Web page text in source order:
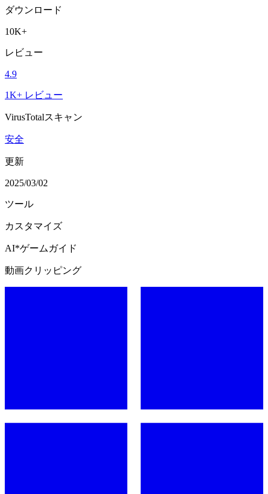
ダウンロード
10K+
レビュー
4.9
1K+ レビュー
VirusTotalスキャン
安全
更新
2025/03/02
ツール
カスタマイズ
AI*ゲームガイド
動画クリッピング